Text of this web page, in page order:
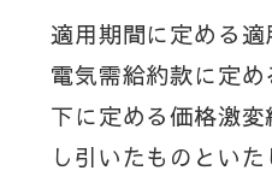
適用期間に定める適
電気需給約款に定
下に定める価格激
し引いたものといた